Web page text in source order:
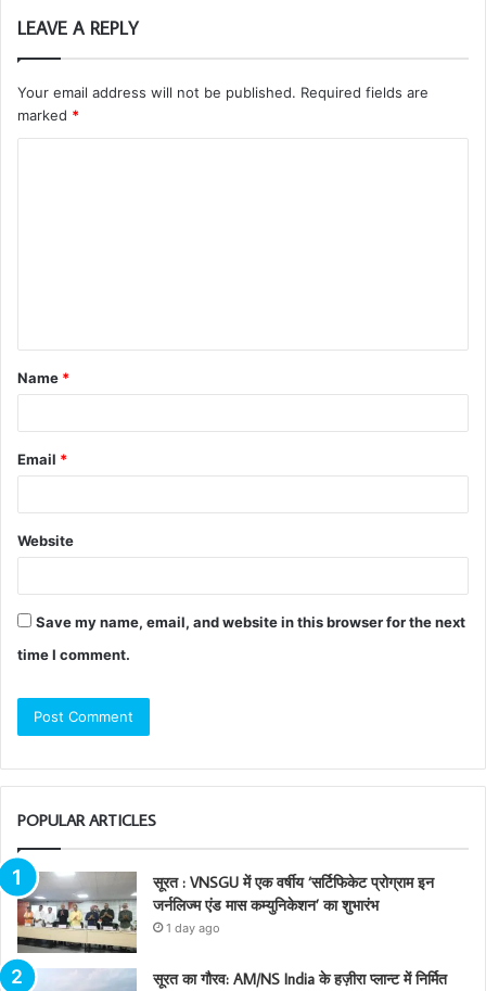
LEAVE A REPLY
Your email address will not be published. Required fields are
marked *
Name *
Email *
Website
Save my name, email, and website in this browser for the next
time I comment.
POPULAR ARTICLES
सूरत : VNSGU में एक वर्षीय ‘सर्टिफिकेट प्रोग्राम इन
जर्नलिज्म एंड मास कम्युनिकेशन’ का शुभारंभ
1 day ago
सूरत का गौरव: AM/NS India के हज़ीरा प्लान्ट में निर्मित